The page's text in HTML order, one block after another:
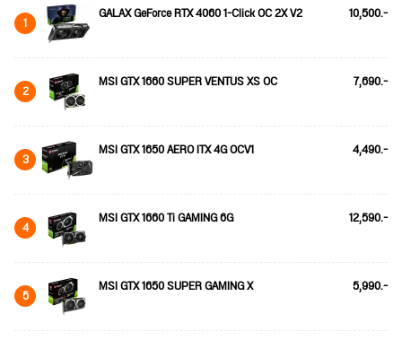
1 GALAX GeForce RTX 4060 1-Click OC 2X V2 10,500.-
2 MSI GTX 1660 SUPER VENTUS XS OC 7,690.-
3 MSI GTX 1650 AERO ITX 4G OCV1 4,490.-
4 MSI GTX 1660 Ti GAMING 6G 12,590.-
5 MSI GTX 1650 SUPER GAMING X 5,990.-